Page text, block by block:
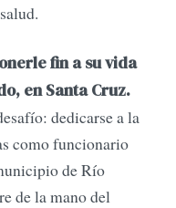
fin a su vida
en Santa Cruz.
dedicarse a la
como funcionario
de Río
de la mano del